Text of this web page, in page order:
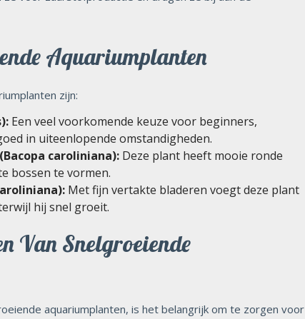
Aquariumplanten
zijn:
Een veel voorkomende keuze voor beginners,
in uiteenlopende omstandigheden.
caroliniana): Deze plant heeft mooie ronde
bossen te vormen.
Met fijn vertakte bladeren voegt deze plant
hij snel groeit.
Van Snelgroeiende
aquariumplanten, is het belangrijk om te zorgen voor